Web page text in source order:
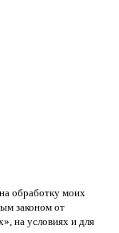
обработку моих
законом от
на условиях и для